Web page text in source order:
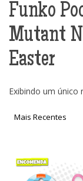
Funko
Mutant
Easter
Exibindo um único